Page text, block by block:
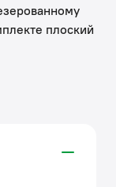
плоский
в верхнем
его